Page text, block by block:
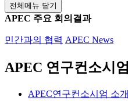
전체메뉴 닫기
APEC 주요 회의결과
민간과의 협력 APEC News
APEC 연구컨소시엄
APEC연구컨소시엄 소개